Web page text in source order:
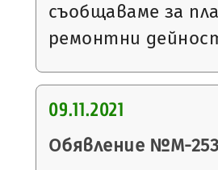
съобщаваме за
ремонтни
09.11.2021
Обявление №М-